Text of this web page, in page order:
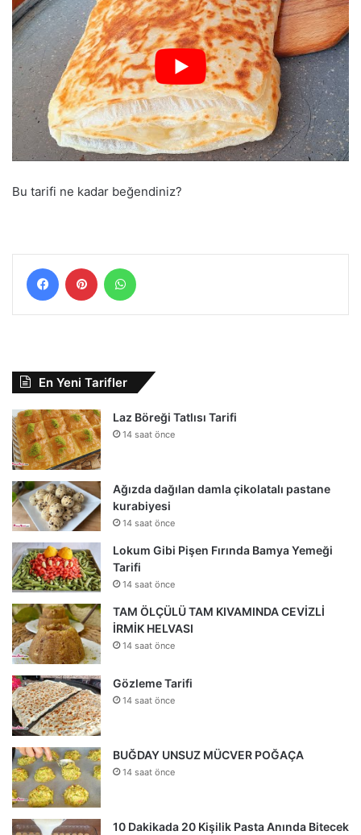
Bu tarifi ne kadar beğendiniz?
FacebookPinterest
En Yeni Tarifler
Laz Böreği Tatlısı Tarifi
14 saat önce
Ağızda dağılan damla çikolatalı pastane
kurabiyesi
14 saat önce
Lokum Gibi Pişen Fırında Bamya Yemeği
Tarifi
14 saat önce
TAM ÖLÇÜLÜ TAM KIVAMINDA CEVİZLİ
İRMİK HELVASI
14 saat önce
Gözleme Tarifi
14 saat önce
BUĞDAY UNSUZ MÜCVER POĞAÇA
14 saat önce
10 Dakikada 20 Kişilik Pasta Anında Bitecek